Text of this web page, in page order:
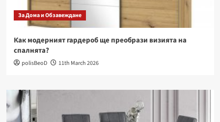
За Дома и Обзавеждане
Как модерният гардероб ще преобрази визията на
спалнята?
polisBeoD 11th March 2026